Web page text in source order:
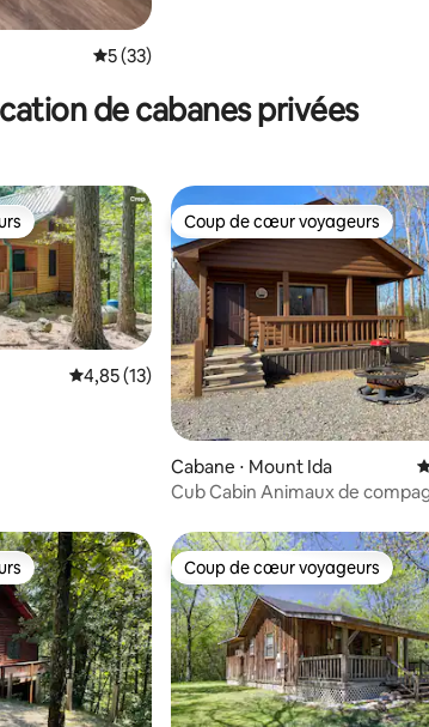
Évaluation moyenne sur la base de 33
5 (33)
de cabanes privées
commentaires : 4,9 sur 5
Évaluation moyenne sur la base de 13
4,85 (13)
Coup de cœur voyageurs
Coup de cœur voyageurs
Cabane ⋅ Mount Ida
Cub Cabin Animaux de
Coup de cœur voyageurs
Coup de cœur voyageurs